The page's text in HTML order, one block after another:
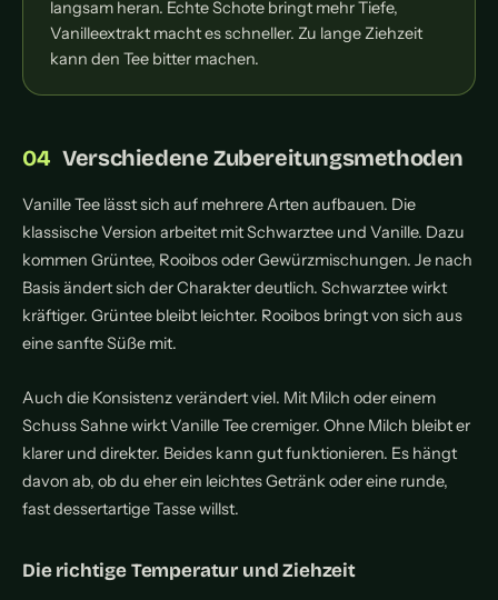
langsam heran. Echte Schote bringt mehr Tiefe,
Vanilleextrakt macht es schneller. Zu lange Ziehzeit
kann den Tee bitter machen.
Verschiedene Zubereitungsmethoden
Vanille Tee lässt sich auf mehrere Arten aufbauen. Die
klassische Version arbeitet mit Schwarztee und Vanille. Dazu
kommen Grüntee, Rooibos oder Gewürzmischungen. Je nach
Basis ändert sich der Charakter deutlich. Schwarztee wirkt
kräftiger. Grüntee bleibt leichter. Rooibos bringt von sich aus
eine sanfte Süße mit.
Auch die Konsistenz verändert viel. Mit Milch oder einem
Schuss Sahne wirkt Vanille Tee cremiger. Ohne Milch bleibt er
klarer und direkter. Beides kann gut funktionieren. Es hängt
davon ab, ob du eher ein leichtes Getränk oder eine runde,
fast dessertartige Tasse willst.
Die richtige Temperatur und Ziehzeit